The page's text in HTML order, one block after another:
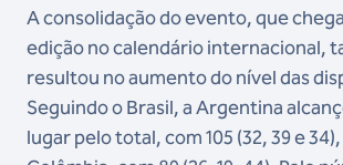
A consolidação do evento, que
edição no calendário internacional,
resultou no aumento do nível das
Seguindo o Brasil, a Argentina
lugar pelo total, com 105 (32, 39 e